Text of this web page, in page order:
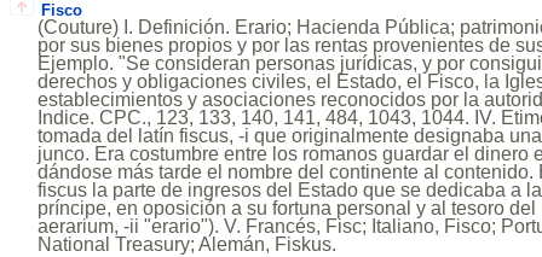
Fisco
(Couture) I. Definición. Erario; Hacienda Pública;
por sus bienes propios y por las rentas provenientes de
Ejemplo. "Se consideran personas jurídicas, y por
derechos y obligaciones civiles, el Estado, el Fisco, la
establecimientos y asociaciones reconocidos por la
Indice. CPC., 123, 133, 140, 141, 484, 1043, 1044. IV.
tomada del latín fiscus, -i que originalmente designaba
junco. Era costumbre entre los romanos guardar el dinero
dándose más tarde el nombre del continente al
fiscus la parte de ingresos del Estado que se dedicaba a
príncipe, en oposición a su fortuna personal y al tesoro
aerarium, -ii "erario"). V. Francés, Fisc; Italiano, Fisco;
National Treasury; Alemán, Fiskus.